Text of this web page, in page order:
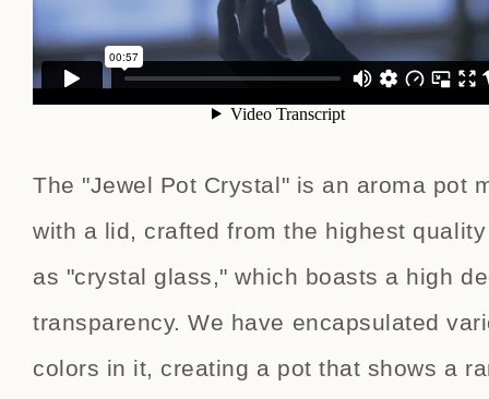
The "Jewel Pot Crystal" is an aroma pot
with a lid, crafted from the highest
as "crystal glass," which boasts a high
transparency. We have encapsulated
colors in it, creating a pot that shows a